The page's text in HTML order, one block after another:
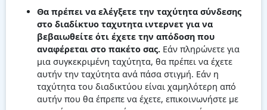
Θα πρέπει να ελέγξετε την ταχύτητα σύνδεσης
στο διαδίκτυο ταχυτητα ιντερνετ για να
βεβαιωθείτε ότι έχετε την απόδοση που
αναφέρεται στο πακέτο σας. Εάν πληρώνετε για
μια συγκεκριμένη ταχύτητα, θα πρέπει να έχετε
αυτήν την ταχύτητα ανά πάσα στιγμή. Εάν η
ταχύτητα του διαδικτύου είναι χαμηλότερη από
αυτήν που θα έπρεπε να έχετε, επικοινωνήστε με